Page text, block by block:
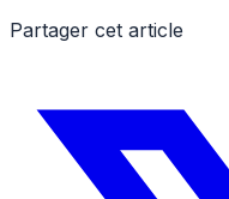
Partager cet article